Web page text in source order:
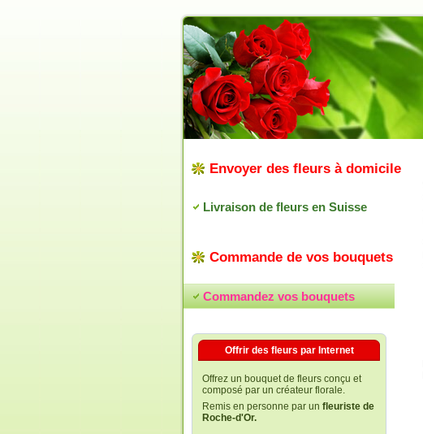
Envoyer des fleurs à domicile
Livraison de fleurs en Suisse
Commande de vos bouquets
Commandez vos bouquets
Offrir des fleurs par Internet
Offrez un bouquet de fleurs conçu et
composé par un créateur florale.
Remis en personne par un fleuriste de
Roche-d'Or.